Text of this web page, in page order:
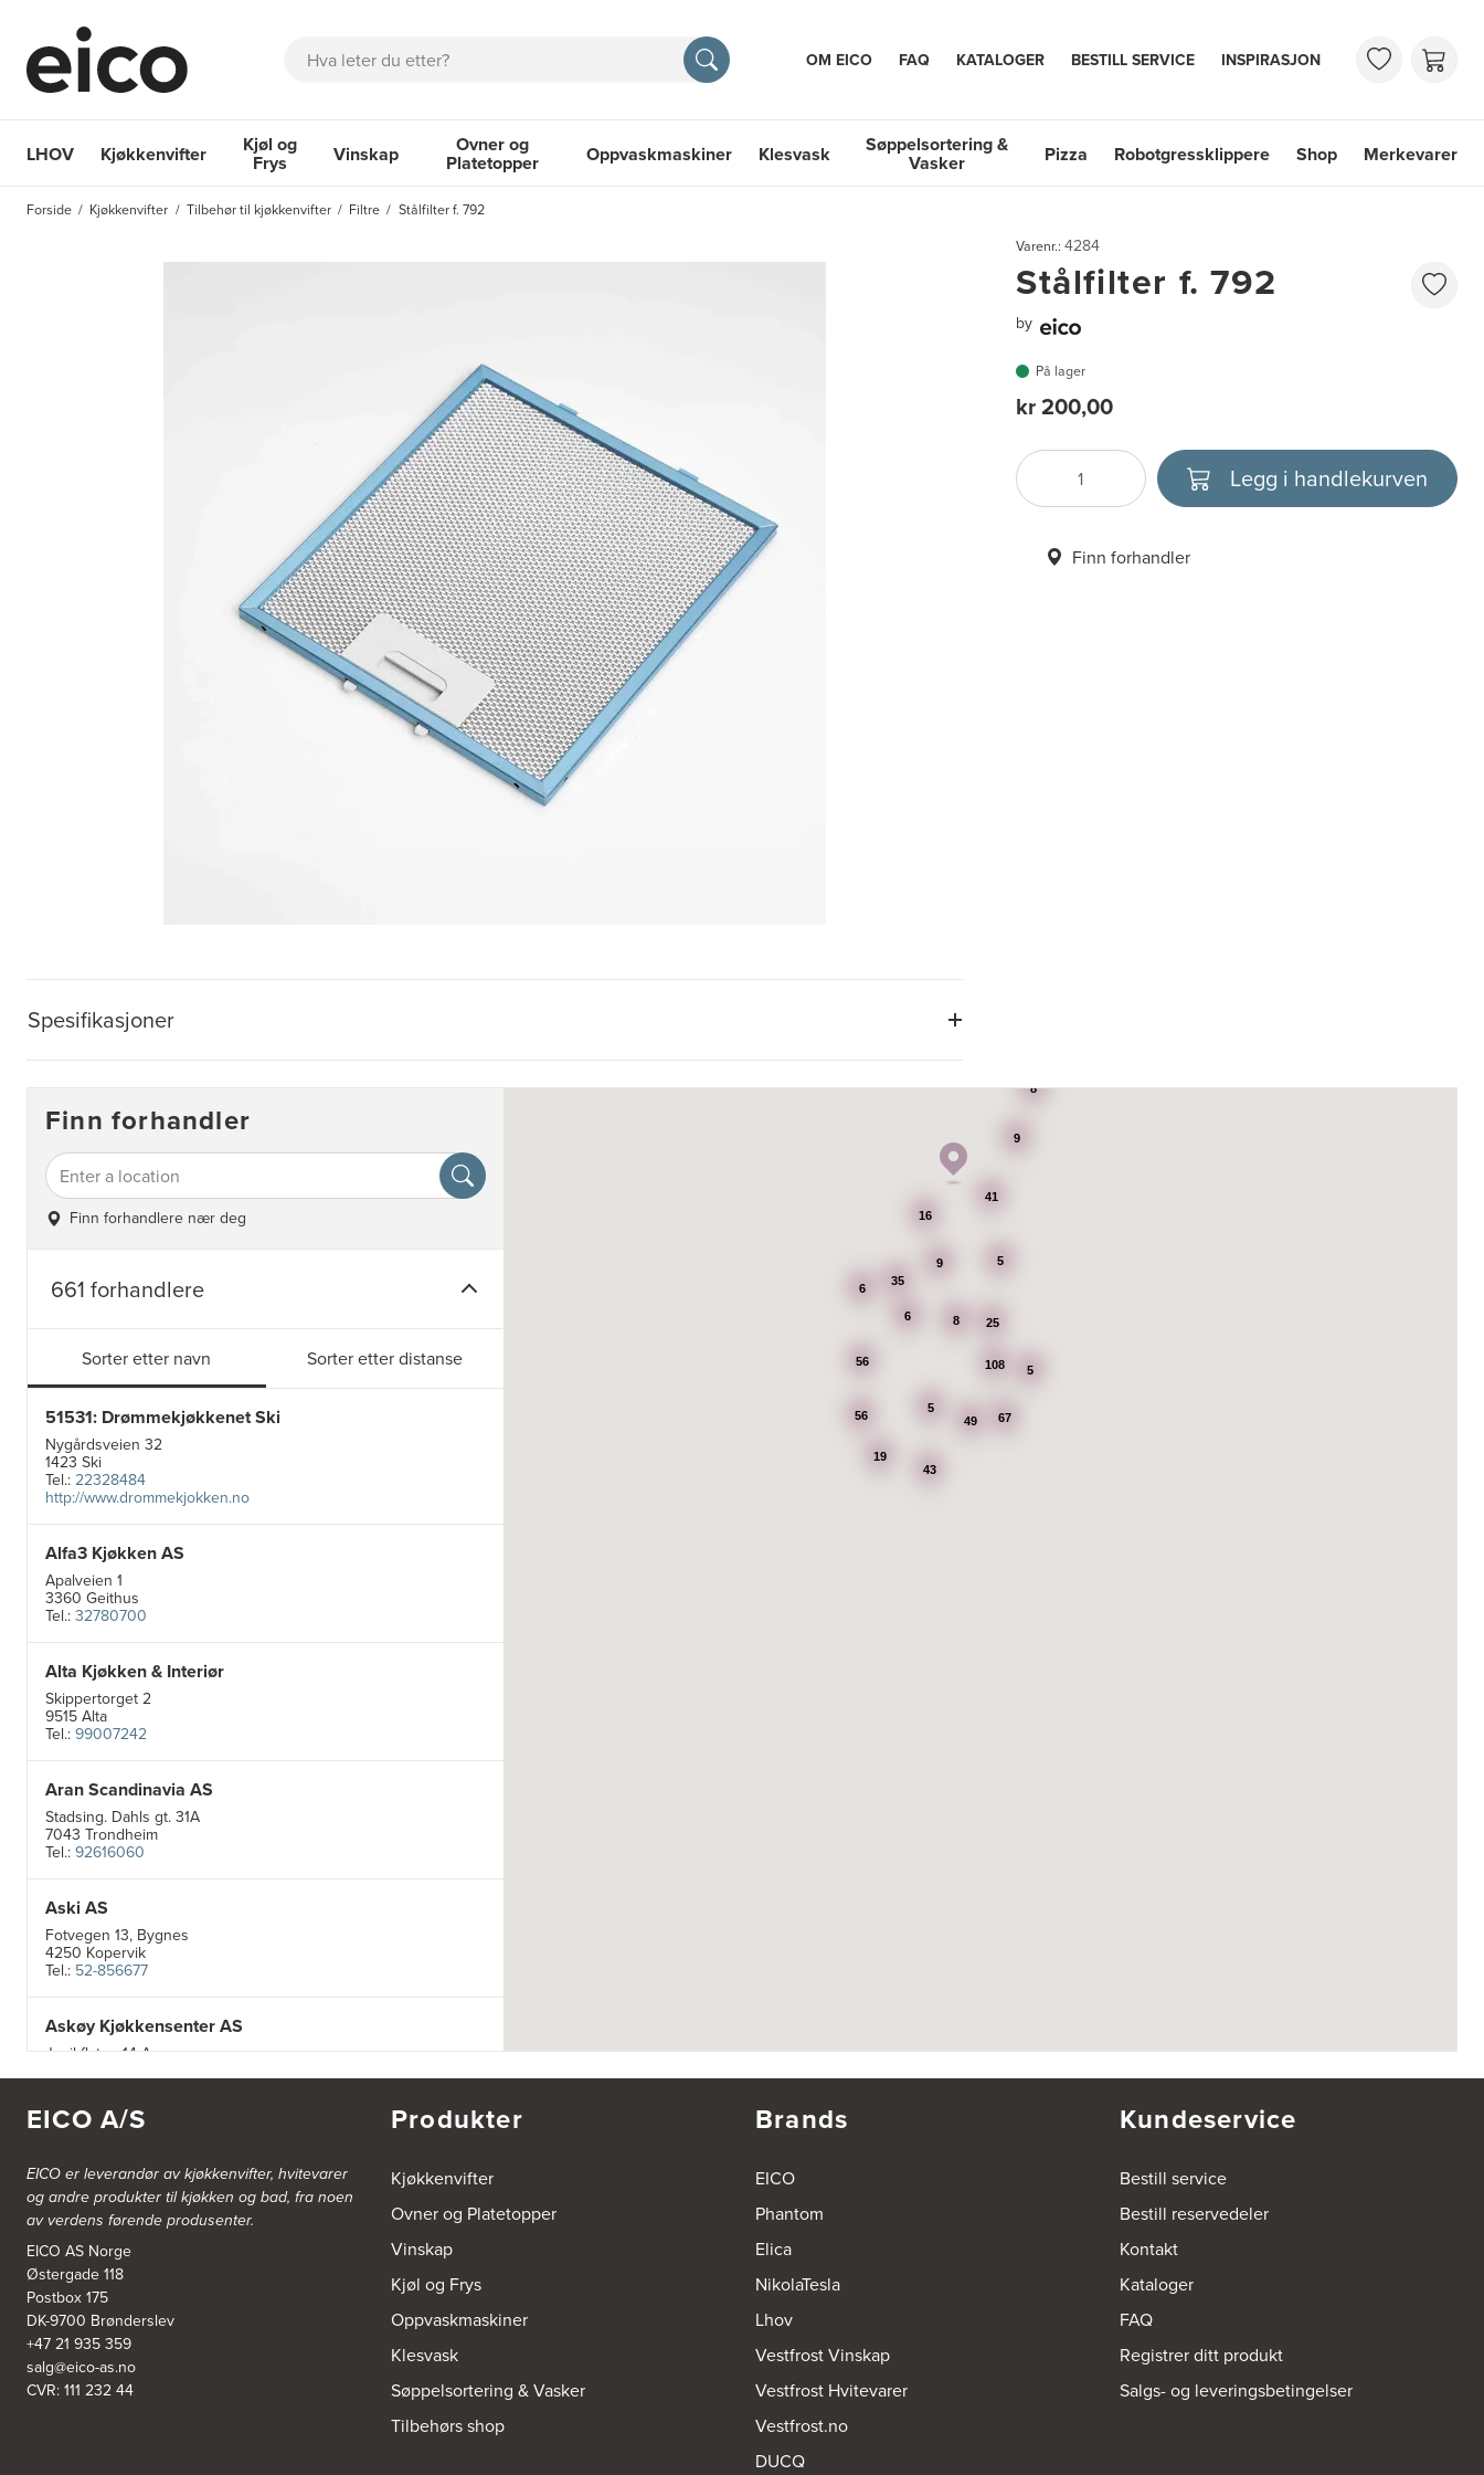
Søk OM EICO FAQ KATALOGER BESTILL SERVICE INSPIRASJON
LHOV Kjøkkenvifter
Kjøkkenvifter
Kjøl og
Frys
Kjøl og Frys
Vinskap
Vinskap
Ovner og
Platetopper
Ovner og Platetopper
Oppvaskmaskiner Klesvask Søppelsortering &
Vasker Pizza Robotgressklippere Shop Merkevarer
Forside Kjøkkenvifter Tilbehør til kjøkkenvifter Filtre Stålfilter f. 792
Spesifikasjoner
Varenr.: 4284
Stålfilter f. 792
by
På lager
kr 200,00
Antall
Velg enhet Legg i handlekurven
Finn forhandler
Finn forhandler
Finn forhandlere nær deg
661 forhandlere
Sorter etter navn Sorter etter distanse
51531: Drømmekjøkkenet Ski
Nygårdsveien 32
1423 Ski
Tel.: 22328484
http://www.drommekjokken.no
Alfa3 Kjøkken AS
Apalveien 1
3360 Geithus
Tel.: 32780700
Alta Kjøkken & Interiør
Skippertorget 2
9515 Alta
Tel.: 99007242
Aran Scandinavia AS
Stadsing. Dahls gt. 31A
7043 Trondheim
Tel.: 92616060
Aski AS
Fotvegen 13, Bygnes
4250 Kopervik
Tel.: 52-856677
Askøy Kjøkkensenter AS
Juvikflaten 14 A
https://jke-design.com/no/butikk/jke-askoey
Aurland Elektriske AS
Odden 10 A
5745 Aurland
Tel.:57-633463
Bekkestua kjøkkenstudio as
Gamle Ringeriksvei 32
1357 Bekkestua
Tel.:99228877
Bergen Kjøkkensenter A/S
49
108
56
56
8
67
35
16
43
41
6 25
9
5
5
8
19
9 5
6
EICO A/S
EICO er leverandør av kjøkkenvifter, hvitevarer
og andre produkter til kjøkken og bad, fra noen
av verdens førende produsenter.
EICO AS Norge
Østergade 118
Postbox 175
DK-9700 Brønderslev
+47 21 935 359
salg@eico-as.no
CVR: 111 232 44
Produkter
Kjøkkenvifter
Ovner og Platetopper
Vinskap
Kjøl og Frys
Oppvaskmaskiner
Klesvask
Søppelsortering & Vasker
Tilbehørs shop
Brands
EICO
Phantom
Elica
NikolaTesla
Lhov
Vestfrost Vinskap
Vestfrost Hvitevarer
Vestfrost.no
DUCQ
Kundeservice
Bestill service
Bestill reservedeler
Kontakt
Kataloger
FAQ
Registrer ditt produkt
Salgs- og leveringsbetingelser